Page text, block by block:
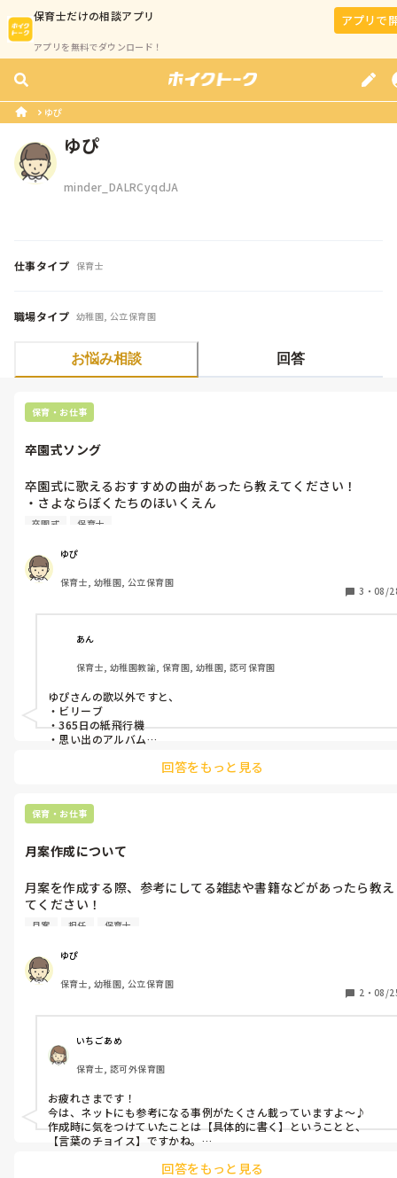
保育士だけの相談アプリ
アプリを無料でダウンロード！
アプリで
ゆぴ
ゆぴ
minder_DALRCyqdJA
仕事タイプ 保育士
職場タイプ 幼稚園, 公立保育園
お悩み相談 回答
保育・お仕事
卒園式ソング
卒園式に歌えるおすすめの曲があったら教えてください！
・さよならぼくたちのほいくえん
・こころのねっこ
・ありがとうの花
以外で知りたいです。
卒園式 保育士
ゆぴ
保育士, 幼稚園, 公立保育園
3 ・ 08/
あん
保育士, 幼稚園教諭, 保育園, 幼稚園, 認可保育園
ゆぴさんの歌以外ですと、
・ビリーブ
・365日の紙飛行機
・思い出のアルバム
など歌いました🎶
回答をもっと見る
保育・お仕事
月案作成について
月案を作成する際、参考にしてる雑誌や書籍などがあったら教え
てください！
私は「保育の友」や先輩保育士の過去の月案などを参考に作成す
は月案へのチェックの目がとても厳しいです(>_<))
また、月案を作成する際に気をつけていることや意識してること
があれば教えてください！
月案 担任 保育士
ゆぴ
保育士, 幼稚園, 公立保育園
2 ・ 08/
いちごあめ
保育士, 認可外保育園
お疲れさまです！
今は、ネットにも参考になる事例がたくさん載っていますよ〜♪
作成時に気をつけていたことは【具体的に書く】ということと、
【言葉のチョイス】ですかね。
てる感じが文面から伝わるように書くようにしていました😊
回答をもっと見る